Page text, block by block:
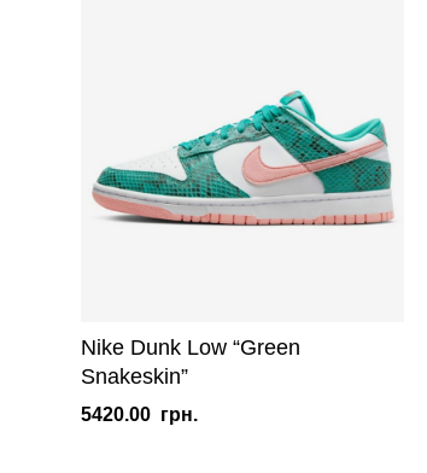
Nike Dunk Low “Green
Snakeskin”
5420.00 грн.